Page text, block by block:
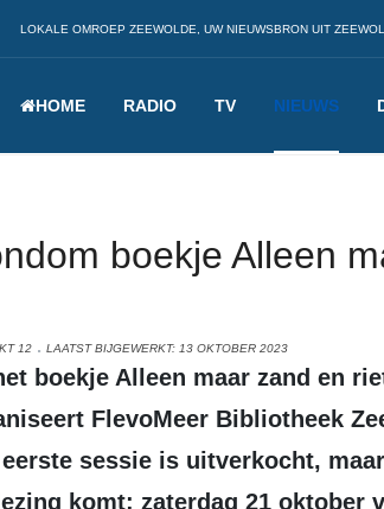
LOKALE OMROEP ZEEWOLDE, UW NIEUWSBRON UIT
HOME RADIO TV NIEUWS
boekje Alleen
12 LAATST BIJGEWERKT: 13 OKTOBER 2023
boekje Alleen maar zand en
FlevoMeer Bibliotheek
sessie is uitverkocht,
komt: zaterdag 21 oktober